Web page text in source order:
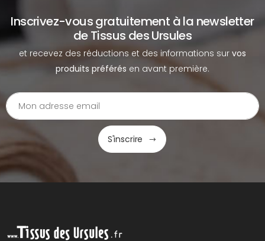
Inscrivez-vous gratuitement à la newsletter
de Tissus des Ursules
et recevez des réductions et des informations sur vos
produits préférés en avant première.
S'inscrire